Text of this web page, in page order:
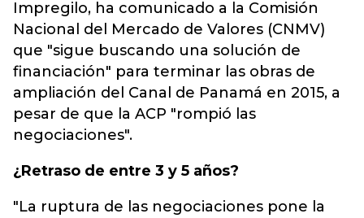
Impregilo, ha comunicado a la Comisión
Nacional del Mercado de Valores (CNMV)
que "sigue buscando una solución de
financiación" para terminar las obras de
ampliación del Canal de Panamá en 2015, a
pesar de que la ACP "rompió las
negociaciones".
¿Retraso de entre 3 y 5 años?
"La ruptura de las negociaciones pone la